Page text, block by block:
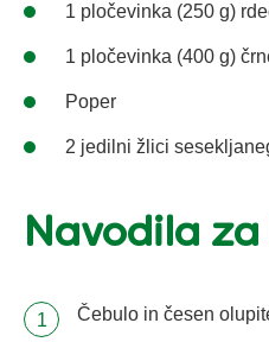
1 pločevinka (250 g)
1 pločevinka (400 g)
Poper
2 jedilni žlici
Navodila
Čebulo in česen